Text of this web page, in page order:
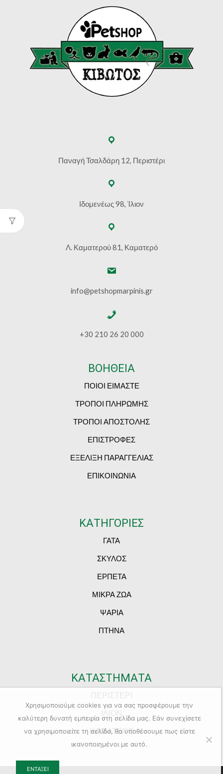
Παναγή Τσαλδάρη 12, Περιστέρι
Ιδομενέως 98, Ίλιον
Λ. Καματερού 81, Καματερό
info@petshopmarpinis.gr
+30 210 26 20 000
ΒΟΗΘΕΙΑ
ΠΟΙΟΙ ΕΙΜΑΣΤΕ
ΤΡΟΠΟΙ ΠΛΗΡΩΜΗΣ
ΤΡΟΠΟΙ ΑΠΟΣΤΟΛΗΣ
ΕΠΙΣΤΡΟΦΕΣ
ΕΞΕΛΙΞΗ ΠΑΡΑΓΓΕΛΙΑΣ
ΕΠΙΚΟΙΝΩΝΙΑ
ΚΑΤΗΓΟΡΙΕΣ
ΓΑΤΑ
ΣΚΥΛΟΣ
ΕΡΠΕΤΑ
ΜΙΚΡΑ ΖΩΑ
ΨΑΡΙΑ
ΠΤΗΝΑ
ΚΑΤΑΣΤΗΜΑΤΑ
ΚΑΜΑΤΕΡΟ
Χρησιμοποιούμε cookies για να σας προσφέρουμε την
καλύτερη δυνατή εμπειρία στη σελίδα μας. Εάν συνεχίσετε
να χρησιμοποιείτε τη σελίδα, θα υποθέσουμε πως είστε
ικανοποιημένοι με αυτό.
ΕΝΤΆΞΕΙ